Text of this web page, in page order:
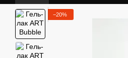
−20%